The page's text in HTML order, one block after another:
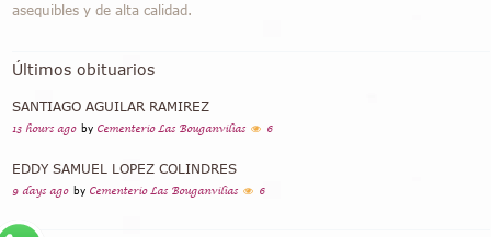
asequibles y de alta calidad.
Últimos obituarios
SANTIAGO AGUILAR RAMIREZ
13 hours ago by Cementerio Las Bouganvilias 6
EDDY SAMUEL LOPEZ COLINDRES
9 days ago by Cementerio Las Bouganvilias 6